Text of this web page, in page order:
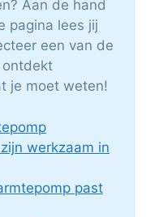
Aan de hand
pagina lees jij
een van de
ontdekt
je moet weten!
werkzaam in
past